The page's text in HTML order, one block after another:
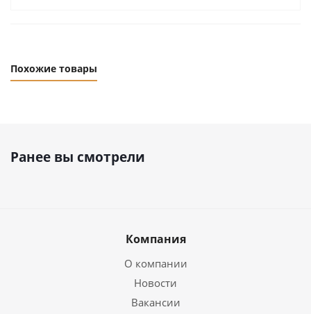
Похожие товары
Ранее вы смотрели
Компания
О компании
Новости
Вакансии